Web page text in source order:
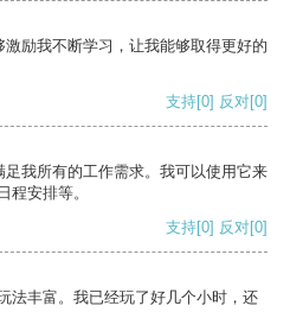
励我不断学习，让我能够取得更好的
支持[0] 反对[0]
我所有的工作需求。我可以使用它来
程安排等。
支持[0] 反对[0]
法丰富。我已经玩了好几个小时，还